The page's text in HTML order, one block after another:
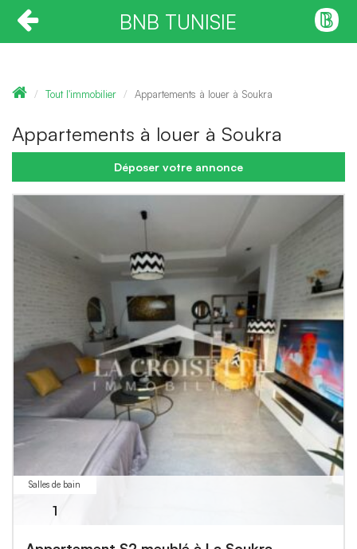
BNB TUNISIE
Tout l'immobilier Appartements à louer à Soukra
Appartements à louer à Soukra
Déposer votre annonce
Salles de bain
1